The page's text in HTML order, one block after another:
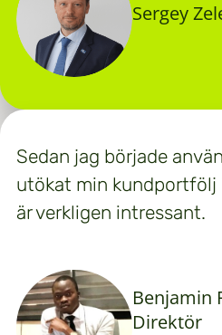
Sergey
Sedan jag började
utökat min
är verkligen intressant.
Benjamin
Direktör